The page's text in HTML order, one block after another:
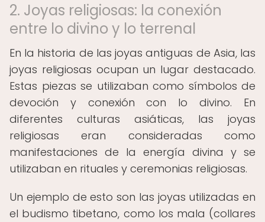
2. Joyas religiosas: la conexión
entre lo divino y lo terrenal
En la historia de las joyas antiguas de Asia, las
joyas religiosas ocupan un lugar destacado.
Estas piezas se utilizaban como símbolos de
devoción y conexión con lo divino. En
diferentes culturas asiáticas, las joyas
religiosas eran consideradas como
manifestaciones de la energía divina y se
utilizaban en rituales y ceremonias religiosas.
Un ejemplo de esto son las joyas utilizadas en
el budismo tibetano, como los mala (collares